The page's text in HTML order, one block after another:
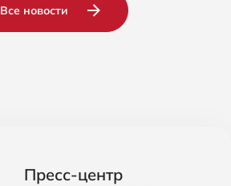
Все новости
Пресс-центр